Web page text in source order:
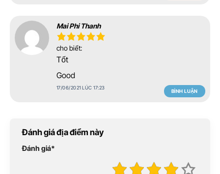
Mai Phi Thanh
cho biết:
Tốt
Good
17/06/2021 LÚC 17:23
BÌNH LUẬN
Đánh giá địa điểm này
Đánh giá*